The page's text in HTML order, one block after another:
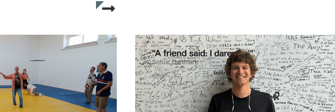
Read more...